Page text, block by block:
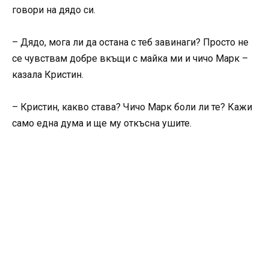
говори на дядо си.
– Дядо, мога ли да остана с теб завинаги? Просто не
се чувствам добре вкъщи с майка ми и чичо Марк –
казала Кристин.
– Кристин, какво става? Чичо Марк боли ли те? Кажи
само една дума и ще му откъсна ушите.